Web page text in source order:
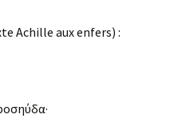
Achille aux enfers) :